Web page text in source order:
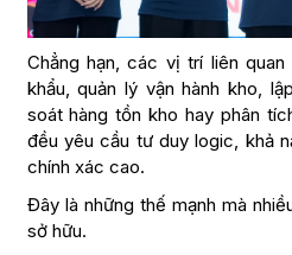
Chẳng hạn, các vị trí liên
khẩu, quản lý vận hành kho,
soát hàng tồn kho hay phân
đều yêu cầu tư duy logic, khả
chính xác cao.
Đây là những thế mạnh mà
sở hữu.